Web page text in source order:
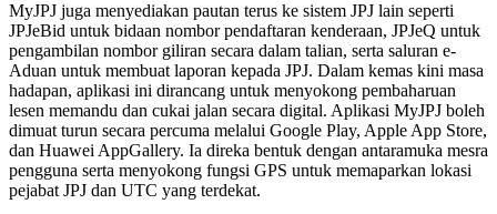
MyJPJ juga menyediakan pautan terus ke sistem JPJ lain seperti
JPJeBid untuk bidaan nombor pendaftaran kenderaan, JPJeQ untuk
pengambilan nombor giliran secara dalam talian, serta saluran e-
Aduan untuk membuat laporan kepada JPJ. Dalam kemas kini masa
hadapan, aplikasi ini dirancang untuk menyokong pembaharuan
lesen memandu dan cukai jalan secara digital. Aplikasi MyJPJ boleh
dimuat turun secara percuma melalui Google Play, Apple App Store,
dan Huawei AppGallery. Ia direka bentuk dengan antaramuka mesra
pengguna serta menyokong fungsi GPS untuk memaparkan lokasi
pejabat JPJ dan UTC yang terdekat.